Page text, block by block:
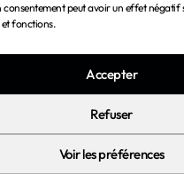
consentement peut avoir un effet négatif
fonctions.
Accepter
Refuser
Voir les préférences
Conditions générales de vente
Politique de cookies
Profession Carrossier - Tous